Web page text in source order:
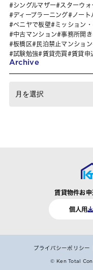
シングルマザー
スターウ
ディープラーニング
ノート
ベニヤで板壁
ミッション
中古マンション
事務所開き
板橋区
民泊禁止マンション
試験勉強
賃貸売買 賃貸申
Archive
賃貸物件お
個人用
プライバシーポリシー
© Ken Total